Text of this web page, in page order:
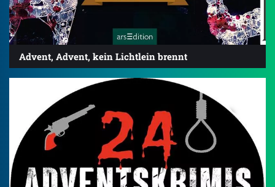
Advent, Advent, kein Lichtlein brennt